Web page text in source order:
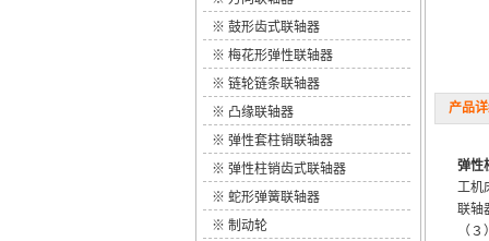
※ 鼓形齿式联轴器
※ 梅花形弹性联轴器
※ 链轮链条联轴器
※ 凸缘联轴器
※ 弹性套柱销联轴器
※ 弹性柱销齿式联轴器
※ 蛇形弹簧联轴器
※ 制动轮
产品详
弹性
工机
联轴
（